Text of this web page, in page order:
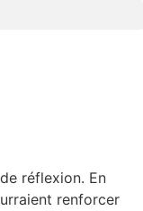
réflexion. En
renforcer